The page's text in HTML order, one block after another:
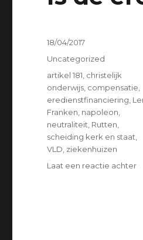
Geplaatst
18/04/2017
Categorieën
Uncategorized
Tags
artikel 181 christelijk
onderwijs compensatie
eredienstfinanciering
Franken napoleon
neutraliteit Rutten
scheiding kerk en staat
VLD ziekenhuizen
Laat een reactie achterop